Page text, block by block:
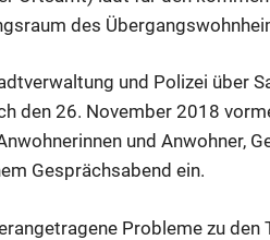
des
und Polizei über
den 26. November 2018
und Anwohner,
Gesprächsabend ein.
Probleme zu